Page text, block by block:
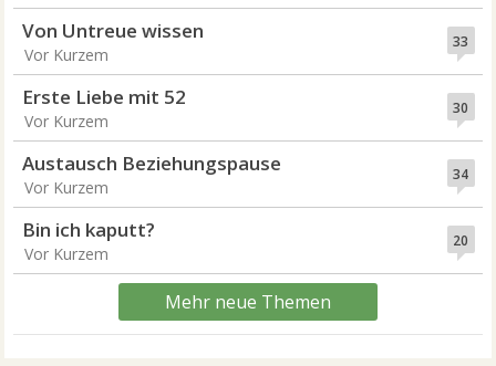
33
Von Untreue wissen
Vor Kurzem
30
Erste Liebe mit 52
Vor Kurzem
34
Austausch Beziehungspause
Vor Kurzem
20
Bin ich kaputt?
Vor Kurzem
Mehr neue Themen